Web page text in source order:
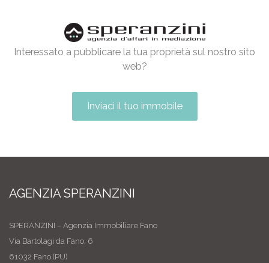
Interessato a pubblicare la tua proprietà sul nostro sito
web?
Inviaci il tuo immobile
AGENZIA SPERANZINI
SPERANZINI – Agenzia Immobiliare Fano
Via Bartolagi da Fano, 6
61032 Fano (PU)